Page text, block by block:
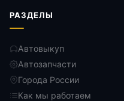
РАЗДЕЛЫ
Автовыкуп
Автозапчасти
Города России
Как мы работаем